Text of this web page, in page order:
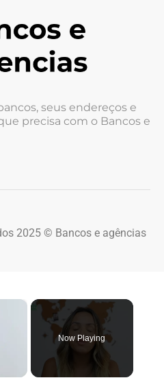
seus endereços e
precisa com o Bancos e
2025 © Bancos e agências
×
Now Playing